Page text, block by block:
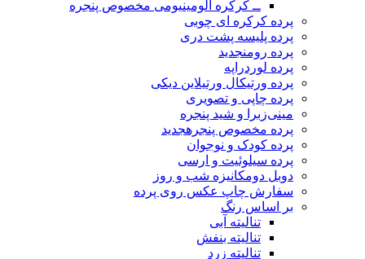
ــ کرکره آلومینیومی مخصوص پنجره
پرده کرکره ای چوبی
پرده پلیسه پشت دری
پرده رومنجدید
پرده لوردراپه
پرده ورتیکال ورتیلاین دیکی
پرده چاپی و تصویری
مینی‌زبرا و شید پنجره
پرده مخصوص پنجرهجدید
پرده کودک و نوجوان
پرده سیلوئیت و ارسی
دوبل دومکانیزه شب و روز
سفارش چاپ عکس روی پرده
بر اساس رنگ
تنالیته آبی
تنالیته بنفش
تنالیته زرد